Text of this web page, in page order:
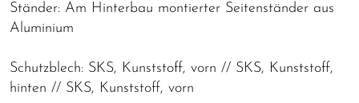
Ständer: Am Hinterbau montierter Seitenständer aus
Aluminium
Schutzblech: SKS, Kunststoff, vorn // SKS, Kunststoff,
hinten // SKS, Kunststoff, vorn